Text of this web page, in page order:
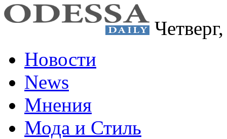
Новости
News
Мнения
Мода и Стиль